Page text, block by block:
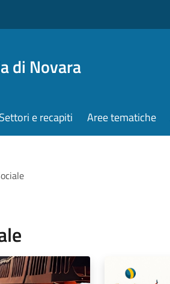
di Novara
Settori e recapiti Aree tematiche